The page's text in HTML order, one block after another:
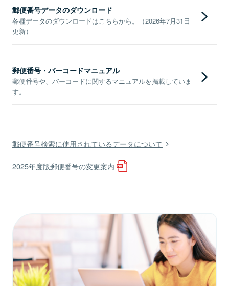
郵便番号データのダウンロード
各種データのダウンロードはこちらから。（2026年7月31日
更新）
郵便番号・バーコードマニュアル
郵便番号や、バーコードに関するマニュアルを掲載していま
す。
郵便番号検索に使用されているデータについて
2025年度版郵便番号の変更案内